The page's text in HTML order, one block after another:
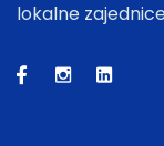
lokalne